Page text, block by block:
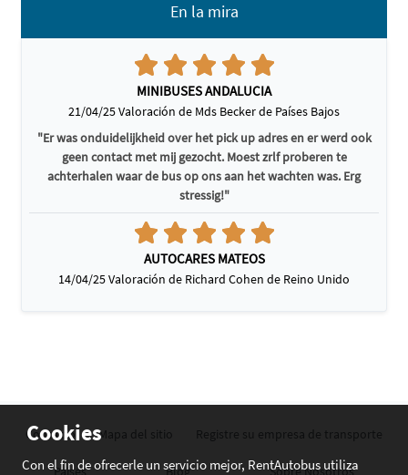
En la mira
MINIBUSES ANDALUCIA
21/04/25 Valoración de Mds Becker de Países Bajos
"Er was onduidelijkheid over het pick up adres en er werd ook
geen contact met mij gezocht. Moest zrlf proberen te
achterhalen waar de bus op ons aan het wachten was. Erg
stressig!"
AUTOCARES MATEOS
14/04/25 Valoración de Richard Cohen de Reino Unido
Cookies
Con el fin de ofrecerle un servicio mejor, RentAutobus utiliza
Contacto Mapa del sitio Registre su empresa de transporte
Países Blog Sobre Nosotros